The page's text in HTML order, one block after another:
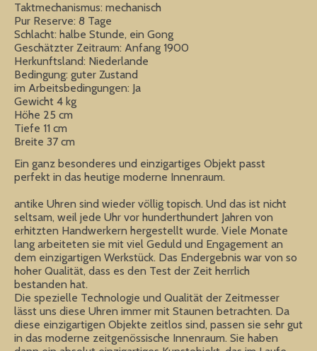
Taktmechanismus: mechanisch
Pur Reserve: 8 Tage
Schlacht: halbe Stunde, ein Gong
Geschätzter Zeitraum: Anfang 1900
Herkunftsland: Niederlande
Bedingung: guter Zustand
im Arbeitsbedingungen: Ja
Gewicht 4 kg
Höhe 25 cm
Tiefe 11 cm
Breite 37 cm
Ein ganz besonderes und einzigartiges Objekt passt
perfekt in das heutige moderne Innenraum.
antike Uhren sind wieder völlig topisch. Und das ist nicht
seltsam, weil jede Uhr vor hunderthundert Jahren von
erhitzten Handwerkern hergestellt wurde. Viele Monate
lang arbeiteten sie mit viel Geduld und Engagement an
dem einzigartigen Werkstück. Das Endergebnis war von so
hoher Qualität, dass es den Test der Zeit herrlich
bestanden hat.
Die spezielle Technologie und Qualität der Zeitmesser
lässt uns diese Uhren immer mit Staunen betrachten. Da
diese einzigartigen Objekte zeitlos sind, passen sie sehr gut
in das moderne zeitgenössische Innenraum. Sie haben